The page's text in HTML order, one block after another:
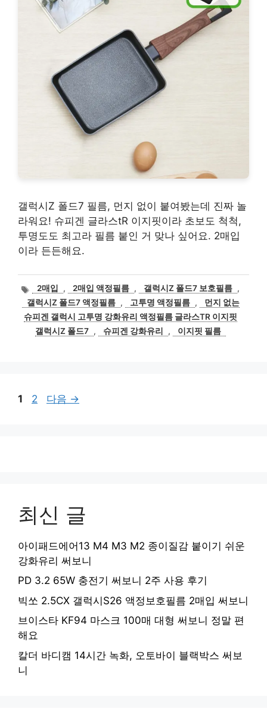
갤럭시Z 폴드7 필름, 먼지 없이 붙여봤는데 진짜 놀
라워요! 슈피겐 글라스tR 이지핏이라 초보도 척척,
투명도도 최고라 필름 붙인 거 맞나 싶어요. 2매입
이라 든든해요.
태
그
2매입 , 2매입 액정필름 , 갤럭시Z 폴드7 보호필름 ,
갤럭시Z 폴드7 액정필름 , 고투명 액정필름 ,
먼지 없는
슈피겐 갤럭시 고투명 강화유리 액정필름 글라스TR 이지핏
갤럭시Z 폴드7 , 슈피겐 강화유리 , 이지핏 필름
페
1
페
2 다음 →
최신 글
아이패드에어13 M4 M3 M2 종이질감 붙이기 쉬운
강화유리 써보니
PD 3.2 65W 충전기 써보니 2주 사용 후기
빅쏘 2.5CX 갤럭시S26 액정보호필름 2매입 써보니
브이스타 KF94 마스크 100매 대형 써보니 정말 편
해요
칼더 바디캠 14시간 녹화, 오토바이 블랙박스 써보
니